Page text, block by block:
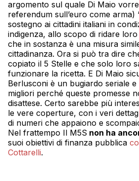
argomento sul quale Di Maio
referendum sull’euro come arma)
sostegno ai cittadini italiani in
indigenza, allo scopo di ridare
che in sostanza è una misura
cittadinanza. Ora si può tra dire
copiato il 5 Stelle e che solo loro
funzionare la ricetta. E Di Maio
Berlusconi è un bugiardo seriale
migliori perché queste promesse
disattese. Certo sarebbe più
le vere coperture, con i veri
di numeri che appaiono e
Nel frattempo Il M5S non ha
suoi obiettivi di finanza pubblica
Cottarelli.